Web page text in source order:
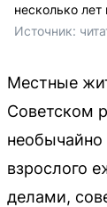
несколько лет
Источник:
Местные
Советском
необычайно
взрослого
делами,